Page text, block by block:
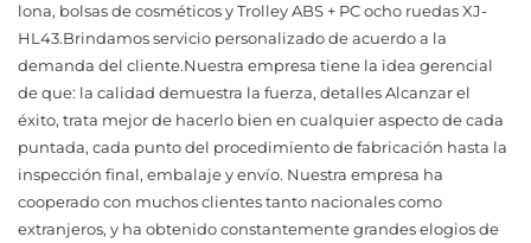
lona, bolsas de cosméticos y Trolley ABS + PC ocho ruedas XJ-
HL43.Brindamos servicio personalizado de acuerdo a la
demanda del cliente.Nuestra empresa tiene la idea gerencial
de que: la calidad demuestra la fuerza, detalles Alcanzar el
éxito, trata mejor de hacerlo bien en cualquier aspecto de cada
puntada, cada punto del procedimiento de fabricación hasta la
inspección final, embalaje y envío. Nuestra empresa ha
cooperado con muchos clientes tanto nacionales como
extranjeros, y ha obtenido constantemente grandes elogios de